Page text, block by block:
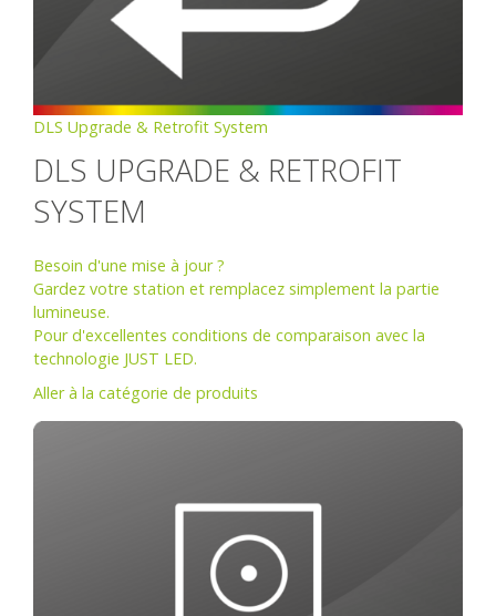
DLS Upgrade & Retrofit System
DLS UPGRADE & RETROFIT
SYSTEM
Besoin d'une mise à jour ?
Gardez votre station et remplacez simplement la partie
lumineuse.
Pour d'excellentes conditions de comparaison avec la
technologie JUST LED.
Aller à la catégorie de produits